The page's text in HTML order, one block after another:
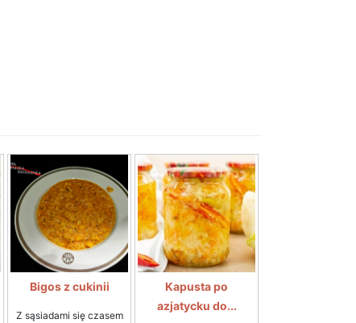
Bigos z cukinii
Z sąsiadami się czasem
Kapusta po
azjatycku do...